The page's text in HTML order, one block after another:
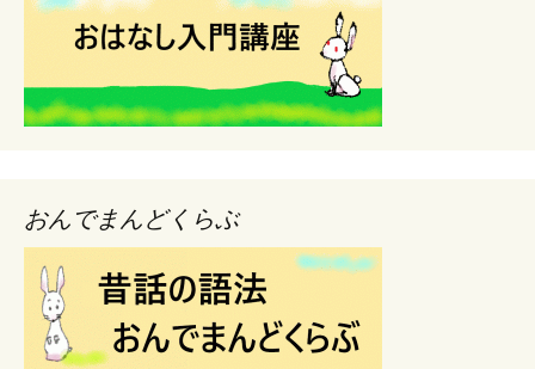
おんでまんどくらぶ